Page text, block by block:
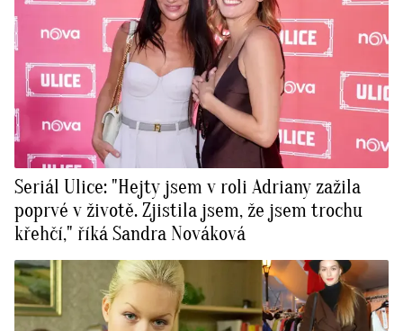
Seriál Ulice: "Hejty jsem v roli Adriany zažila
poprvé v životě. Zjistila jsem, že jsem trochu
křehčí," říká Sandra Nováková